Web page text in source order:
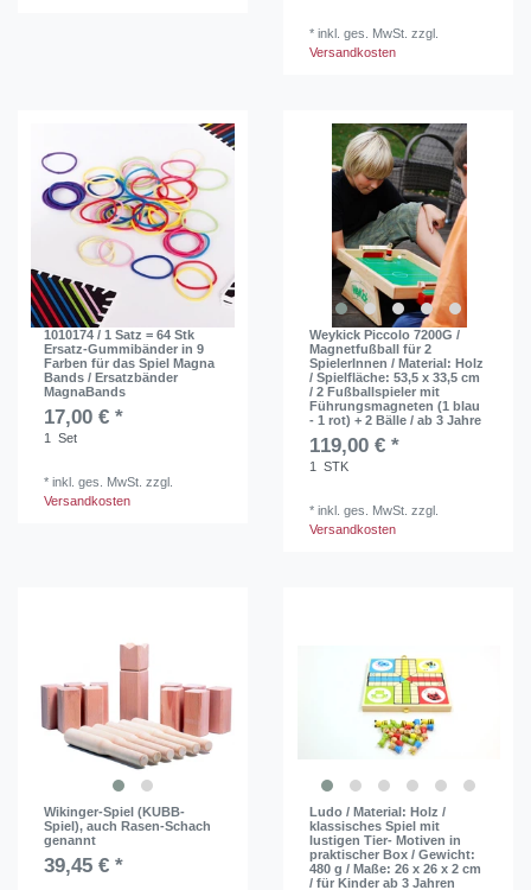
*inkl. ges. MwSt. zzgl.
Versandkosten
1010174 / 1 Satz = 64 Stk
Ersatz-Gummibänder in 9
Farben für das Spiel Magna
Bands / Ersatzbänder
MagnaBands
17,00 € *
1 Set
*inkl. ges. MwSt. zzgl.
Versandkosten
Weykick Piccolo 7200G /
Magnetfußball für 2
SpielerInnen / Material: Holz
/ Spielfläche: 53,5 x 33,5 cm
/ 2 Fußballspieler mit
Führungsmagneten (1 blau
- 1 rot) + 2 Bälle / ab 3 Jahre
119,00 € *
1 STK
*inkl. ges. MwSt. zzgl.
Versandkosten
Wikinger-Spiel (KUBB-
Spiel), auch Rasen-Schach
genannt
39,45 € *
Ludo / Material: Holz /
klassisches Spiel mit
lustigen Tier- Motiven in
praktischer Box / Gewicht:
480 g / Maße: 26 x 26 x 2 cm
/ für Kinder ab 3 Jahren